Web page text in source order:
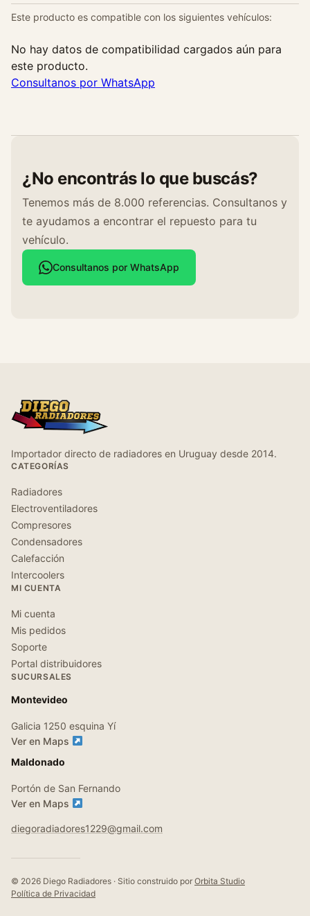
n
t
i
a
d
Este producto es compatible con los siguientes vehículos:
No hay datos de compatibilidad cargados aún para
este producto.
Consultanos por WhatsApp
¿No encontrás lo que buscás?
Tenemos más de 8.000 referencias. Consultanos y
te ayudamos a encontrar el repuesto para tu
vehículo.
Consultanos por WhatsApp
Importador directo de radiadores en Uruguay desde 2014.
CATEGORÍAS
Radiadores
Electroventiladores
Compresores
Condensadores
Calefacción
Intercoolers
MI CUENTA
Mi cuenta
Mis pedidos
Soporte
Portal distribuidores
SUCURSALES
Montevideo
Galicia 1250 esquina Yí
Ver en Maps
Maldonado
Portón de San Fernando
Ver en Maps
diegoradiadores1229@gmail.com
© 2026 Diego Radiadores · Sitio construido por Orbita Studio
Política de Privacidad